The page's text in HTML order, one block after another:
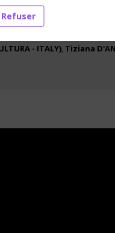
italienne
- ITALY) Tiziana
Refuser